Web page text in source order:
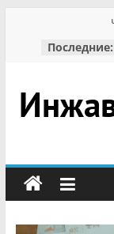
содержимому
Последние:
сельский
портал